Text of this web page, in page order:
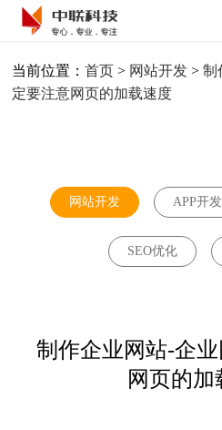
SEO优化
解决方案
当前位置： 首页 > 网站开发 > 制
定要注意网页的加载速度
网站开发 APP开发
SEO优化
制作企业网站-企
网页的加